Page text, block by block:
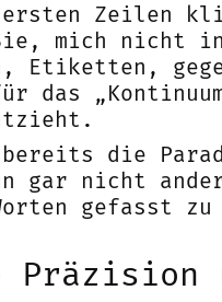
Zeilen
mich nicht
Etiketten,
die
gar nicht
gefasst zu